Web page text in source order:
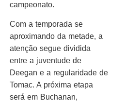
campeonato.
Com a temporada se
aproximando da metade, a
atenção segue dividida
entre a juventude de
Deegan e a regularidade de
Tomac. A próxima etapa
será em Buchanan,